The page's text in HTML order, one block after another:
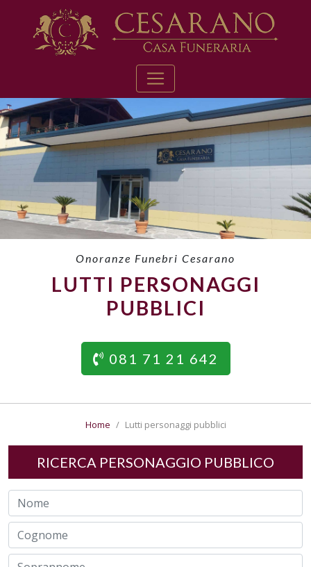
Onoranze Funebri Cesarano
LUTTI PERSONAGGI
PUBBLICI
081 71 21 642
Home Lutti personaggi pubblici
RICERCA PERSONAGGIO PUBBLICO